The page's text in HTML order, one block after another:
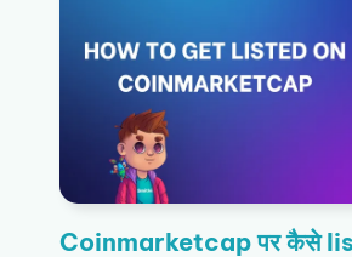
Coinmarketcap पर कैसे